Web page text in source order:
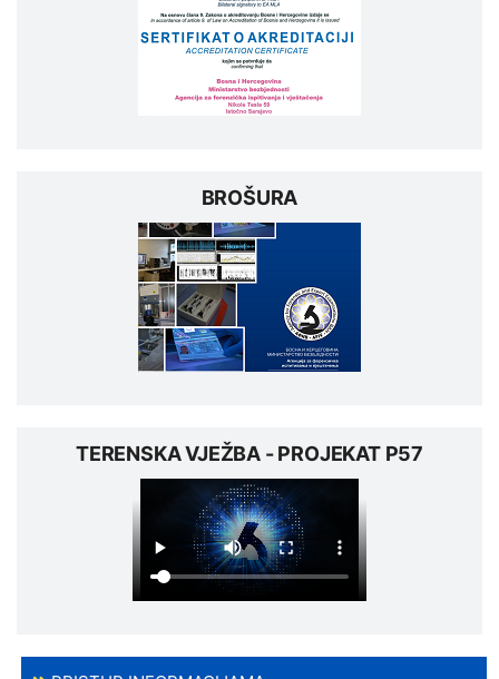
BROŠURA
TERENSKA VJEŽBA - PROJEKAT P57